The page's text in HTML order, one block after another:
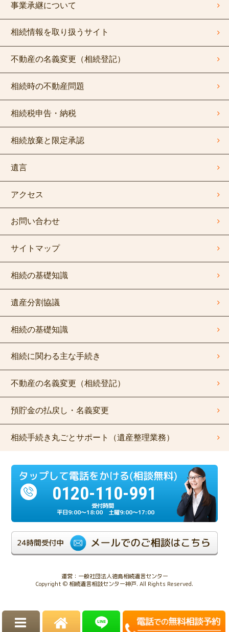
相続の基礎知識
相続に関わる主な手続き
不動産の名義変更（相続登記）
預貯金の払戻し・名義変更
相続手続き丸ごとサポート（遺産整理業務）
アクセス
お問い合わせ
サイトマップ
相続の基礎知識
遺産分割協議
不動産の名義変更（相続登記）
相続時の不動産問題
相続税申告・納税
相続放棄と限定承認
遺言
事業承継について
相続情報を取り扱うサイト
0120-110-991
平日9:00～18:00 土曜9:00～17:00
運営：一般社団法人徳島相続遺言センター
Copyright © 相続遺言相談センター神戸. All Rights Reserved.